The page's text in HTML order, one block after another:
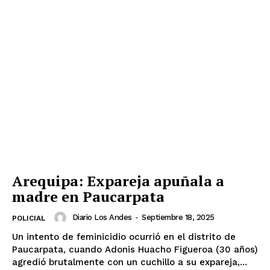
SUSCRIBETE
Arequipa: Expareja apuñala a
madre en Paucarpata
POLICIAL Diario Los Andes - Septiembre 18, 2025
Un intento de feminicidio ocurrió en el distrito de
Paucarpata, cuando Adonis Huacho Figueroa (30 años)
agredió brutalmente con un cuchillo a su expareja,...